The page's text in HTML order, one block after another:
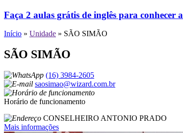
Faça 2 aulas grátis de inglês para
Início » Unidade » SÃO SIMÃO
SÃO SIMÃO
(16) 3984-2605
saosimao@wizard.com.br
Horário de funcionamento
CONSELHEIRO ANTONIO PRADO
Mais informações